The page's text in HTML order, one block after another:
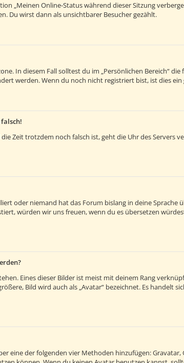
„Meinen Online-Status während dieser Sitzung
Du wirst dann als unsichtbarer Besucher gezählt.
In diesem Fall solltest du im „Persönlichen Bereich“
werden. Wenn du noch nicht registriert bist, ist dies
Zeit trotzdem noch falsch ist, geht die Uhr des
oder niemand hat das Forum bislang in deine Sprache
würden wir uns freuen, wenn du es übersetzen
Eines dieser Bilder ist meist mit deinem Rang
Bild wird auch als „Avatar“ bezeichnet. Es handelt
eine der folgenden vier Methoden hinzufügen: Gravatar,